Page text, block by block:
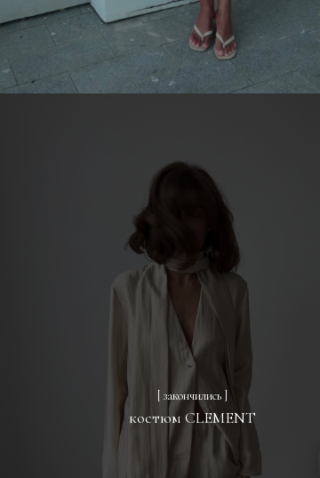
[ закончились ]
костюм CLEMENT